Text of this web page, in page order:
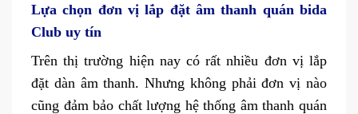
Lựa chọn đơn vị lắp đặt âm thanh quán bida
Club uy tín
Trên thị trường hiện nay có rất nhiều đơn vị lắp
đặt dàn âm thanh. Nhưng không phải đơn vị nào
cũng đảm bảo chất lượng hệ thống âm thanh quán